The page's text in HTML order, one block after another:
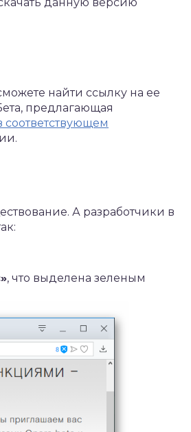
найти ссылку на ее
предлагающая
соответствующем
А разработчики в
, что выделена зеленым